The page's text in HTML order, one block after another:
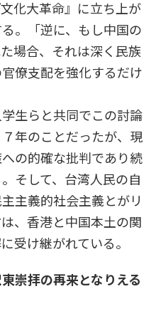
化大革命』に立ち上が
。「逆に、もし中国の
場合、それは深く民族
僚支配を強化するだけ
生らと共同でこの討論
年のことだったが、現
の的確な批判であり続
そして、台湾人民の自
主義的社会主義とがリ
、香港と中国本土の関
受け継がれている。
崇拝の再来となりえる